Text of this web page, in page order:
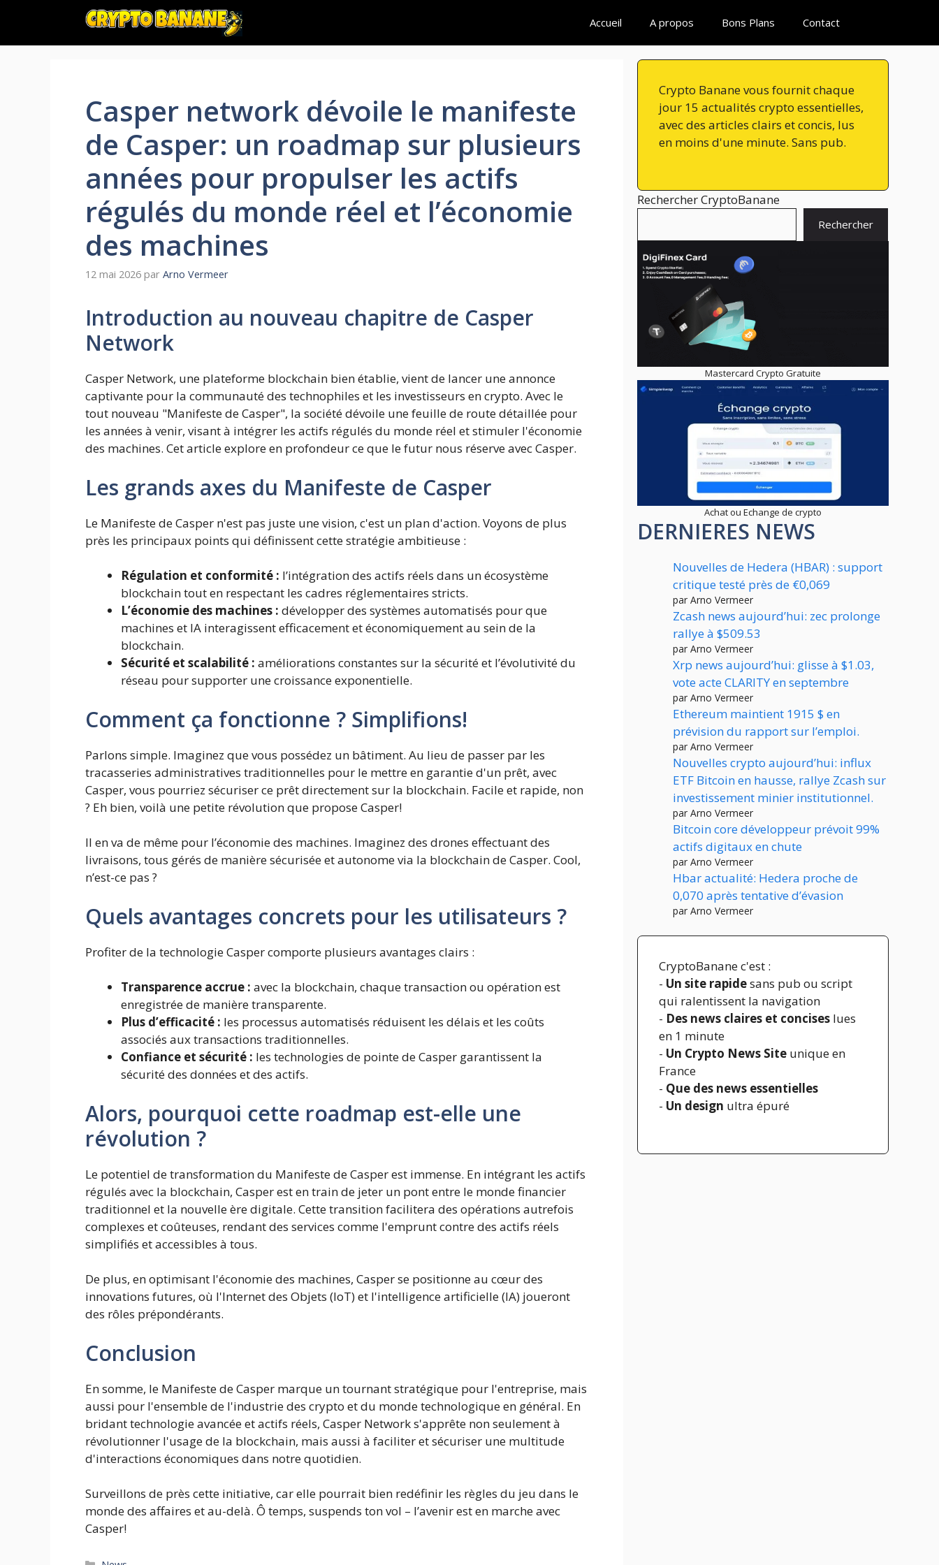
contenu
Accueil A propos Bons Plans Contact
Casper network dévoile le manifeste
de Casper: un roadmap sur plusieurs
années pour propulser les actifs
régulés du monde réel et l’économie
des machines
12 mai 2026 par Arno Vermeer
Introduction au nouveau chapitre de Casper
Network
Casper Network, une plateforme blockchain bien établie, vient de lancer une annonce
captivante pour la communauté des technophiles et les investisseurs en crypto. Avec le
tout nouveau "Manifeste de Casper", la société dévoile une feuille de route détaillée pour
les années à venir, visant à intégrer les actifs régulés du monde réel et stimuler l'économie
des machines. Cet article explore en profondeur ce que le futur nous réserve avec Casper.
Les grands axes du Manifeste de Casper
Le Manifeste de Casper n'est pas juste une vision, c'est un plan d'action. Voyons de plus
près les principaux points qui définissent cette stratégie ambitieuse :
Régulation et conformité : l’intégration des actifs réels dans un écosystème
blockchain tout en respectant les cadres réglementaires stricts.
L’économie des machines : développer des systèmes automatisés pour que
machines et IA interagissent efficacement et économiquement au sein de la
blockchain.
Sécurité et scalabilité : améliorations constantes sur la sécurité et l’évolutivité du
réseau pour supporter une croissance exponentielle.
Comment ça fonctionne ? Simplifions!
Parlons simple. Imaginez que vous possédez un bâtiment. Au lieu de passer par les
tracasseries administratives traditionnelles pour le mettre en garantie d'un prêt, avec
Casper, vous pourriez sécuriser ce prêt directement sur la blockchain. Facile et rapide, non
? Eh bien, voilà une petite révolution que propose Casper!
Il en va de même pour l’économie des machines. Imaginez des drones effectuant des
livraisons, tous gérés de manière sécurisée et autonome via la blockchain de Casper. Cool,
n’est-ce pas ?
Quels avantages concrets pour les utilisateurs ?
Profiter de la technologie Casper comporte plusieurs avantages clairs :
Transparence accrue : avec la blockchain, chaque transaction ou opération est
enregistrée de manière transparente.
Plus d’efficacité : les processus automatisés réduisent les délais et les coûts
associés aux transactions traditionnelles.
Confiance et sécurité : les technologies de pointe de Casper garantissent la
sécurité des données et des actifs.
Alors, pourquoi cette roadmap est-elle une
révolution ?
Le potentiel de transformation du Manifeste de Casper est immense. En intégrant les actifs
régulés avec la blockchain, Casper est en train de jeter un pont entre le monde financier
traditionnel et la nouvelle ère digitale. Cette transition facilitera des opérations autrefois
complexes et coûteuses, rendant des services comme l'emprunt contre des actifs réels
simplifiés et accessibles à tous.
De plus, en optimisant l'économie des machines, Casper se positionne au cœur des
innovations futures, où l'Internet des Objets (IoT) et l'intelligence artificielle (IA) joueront
des rôles prépondérants.
Conclusion
En somme, le Manifeste de Casper marque un tournant stratégique pour l'entreprise, mais
aussi pour l'ensemble de l'industrie des crypto et du monde technologique en général. En
bridant technologie avancée et actifs réels, Casper Network s'apprête non seulement à
révolutionner l'usage de la blockchain, mais aussi à faciliter et sécuriser une multitude
d'interactions économiques dans notre quotidien.
Surveillons de près cette initiative, car elle pourrait bien redéfinir les règles du jeu dans le
monde des affaires et au-delà. Ô temps, suspends ton vol – l’avenir est en marche avec
Casper!
Crypto Banane vous fournit chaque
jour 15 actualités crypto essentielles,
avec des articles clairs et concis, lus
en moins d'une minute. Sans pub.
Rechercher CryptoBanane
Rechercher
Mastercard Crypto Gratuite
Achat ou Echange de crypto
DERNIERES NEWS
Nouvelles de Hedera (HBAR) : support
critique testé près de €0,069
par Arno Vermeer
Zcash news aujourd’hui: zec prolonge
rallye à $509.53
par Arno Vermeer
Xrp news aujourd’hui: glisse à $1.03,
vote acte CLARITY en septembre
par Arno Vermeer
Ethereum maintient 1915 $ en
prévision du rapport sur l’emploi.
par Arno Vermeer
Nouvelles crypto aujourd’hui: influx
ETF Bitcoin en hausse, rallye Zcash sur
investissement minier institutionnel.
par Arno Vermeer
Bitcoin core développeur prévoit 99%
actifs digitaux en chute
par Arno Vermeer
Hbar actualité: Hedera proche de
0,070 après tentative d’évasion
par Arno Vermeer
CryptoBanane c'est :
- Un site rapidesans pub ou script
qui ralentissent la navigation
- Des news claires et concises lues
en 1 minute
- Un Crypto News Site unique en
France
- Que des news essentielles
- Un design ultra épuré